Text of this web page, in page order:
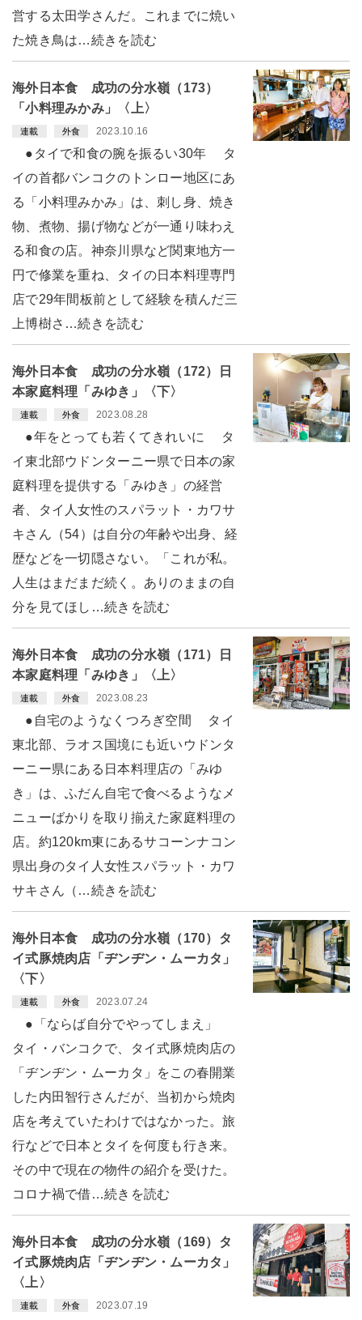
営する太田学さんだ。これまでに焼い
た焼き鳥は…続きを読む
海外日本食 成功の分水嶺（173）
「小料理みかみ」〈上〉
連載 外食 2023.10.16
●タイで和食の腕を振るい30年 タ
イの首都バンコクのトンロー地区にあ
る「小料理みかみ」は、刺し身、焼き
物、煮物、揚げ物などが一通り味わえ
る和食の店。神奈川県など関東地方一
円で修業を重ね、タイの日本料理専門
店で29年間板前として経験を積んだ三
上博樹さ…続きを読む
海外日本食 成功の分水嶺（172）日
本家庭料理「みゆき」〈下〉
連載 外食 2023.08.28
●年をとっても若くてきれいに タ
イ東北部ウドンターニー県で日本の家
庭料理を提供する「みゆき」の経営
者、タイ人女性のスパラット・カワサ
キさん（54）は自分の年齢や出身、経
歴などを一切隠さない。「これが私。
人生はまだまだ続く。ありのままの自
分を見てほし…続きを読む
海外日本食 成功の分水嶺（171）日
本家庭料理「みゆき」〈上〉
連載 外食 2023.08.23
●自宅のようなくつろぎ空間 タイ
東北部、ラオス国境にも近いウドンタ
ーニー県にある日本料理店の「みゆ
き」は、ふだん自宅で食べるようなメ
ニューばかりを取り揃えた家庭料理の
店。約120km東にあるサコーンナコン
県出身のタイ人女性スパラット・カワ
サキさん（…続きを読む
海外日本食 成功の分水嶺（170）タ
イ式豚焼肉店「ヂンヂン・ムーカタ」
〈下〉
連載 外食 2023.07.24
●「ならば自分でやってしまえ」
タイ・バンコクで、タイ式豚焼肉店の
「ヂンヂン・ムーカタ」をこの春開業
した内田智行さんだが、当初から焼肉
店を考えていたわけではなかった。旅
行などで日本とタイを何度も行き来。
その中で現在の物件の紹介を受けた。
コロナ禍で借…続きを読む
海外日本食 成功の分水嶺（169）タ
イ式豚焼肉店「ヂンヂン・ムーカタ」
〈上〉
連載 外食 2023.07.19